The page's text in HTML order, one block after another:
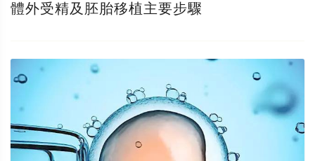
體外受精及胚胎移植主要步驟